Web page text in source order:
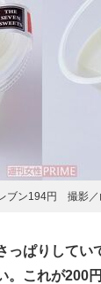
ブン194円 撮影／
っぱりしてい
これが200